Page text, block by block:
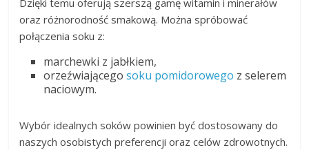
oraz różnorodność smakową. Można spróbować
połączenia soku z:
marchewki z jabłkiem,
orzeźwiającegosoku pomidorowego z selerem
naciowym.
Wybór idealnych soków powinien być dostosowany do
naszych osobistych preferencji oraz celów zdrowotnych.